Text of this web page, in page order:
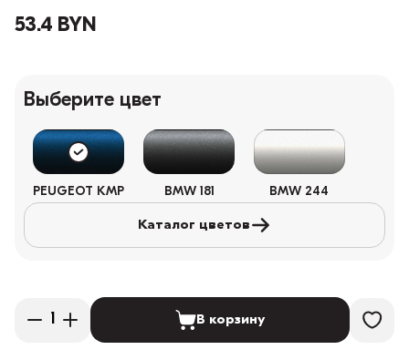
53.4 BYN
Выберите цвет
PEUGEOT KMP BMW 181 BMW 244
Каталог цветов
В корзину